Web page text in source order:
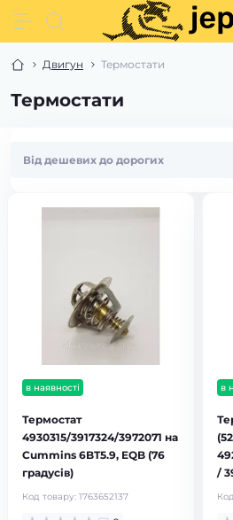
Двигун Термостати
Термостати
в наявності
Термостат
4930315/3917324/3972071 на
Cummins 6BT5.9, EQB (76
градусів)
Код товару: 1763652137
в
/